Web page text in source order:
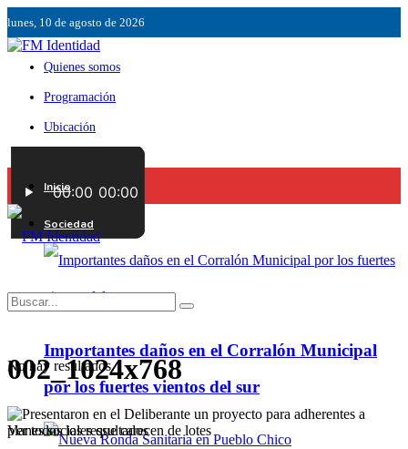
lunes, 10 de agosto de 2026
Quienes somos
Programación
Ubicación
Contáctenos
Inicio
Sociedad
Importantes daños en el Corralón Municipal
por los fuertes vientos del sur
No hay resultados.
Ver todos los ressultados
002_1024x768